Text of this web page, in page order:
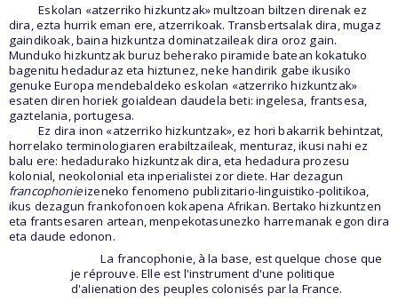
Eskolan «atzerriko hizkuntzak» multzoan biltzen direnak ez
dira, ezta hurrik eman ere, atzerrikoak. Transbertsalak dira, mugaz
gaindikoak, baina hizkuntza dominatzaileak dira oroz gain.
Munduko hizkuntzak buruz beherako piramide batean kokatuko
bagenitu hedaduraz eta hiztunez, neke handirik gabe ikusiko
genuke Europa mendebaldeko eskolan «atzerriko hizkuntzak»
esaten diren horiek goialdean daudela beti: ingelesa, frantsesa,
gaztelania, portugesa.
Ez dira inon «atzerriko hizkuntzak», ez hori bakarrik behintzat,
horrelako terminologiaren erabiltzaileak, menturaz, ikusi nahi ez
balu ere: hedadurako hizkuntzak dira, eta hedadura prozesu
kolonial, neokolonial eta inperialistei zor diete. Har dezagun
francophonieizeneko fenomeno publizitario-linguistiko-politikoa,
ikus dezagun frankofonoen kokapena Afrikan. Bertako hizkuntzen
eta frantsesaren artean, menpekotasunezko harremanak egon dira
eta daude edonon.
La francophonie, à la base, est quelque chose que
je réprouve. Elle est l'instrument d'une politique
d'alienation des peuples colonisés par la France.